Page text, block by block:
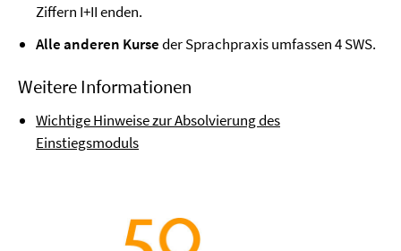
Ziffern I+II enden.
Alle anderen Kurseder Sprachpraxis umfassen 4 SWS.
Weitere Informationen
Wichtige Hinweise zur Absolvierung des
Einstiegsmoduls